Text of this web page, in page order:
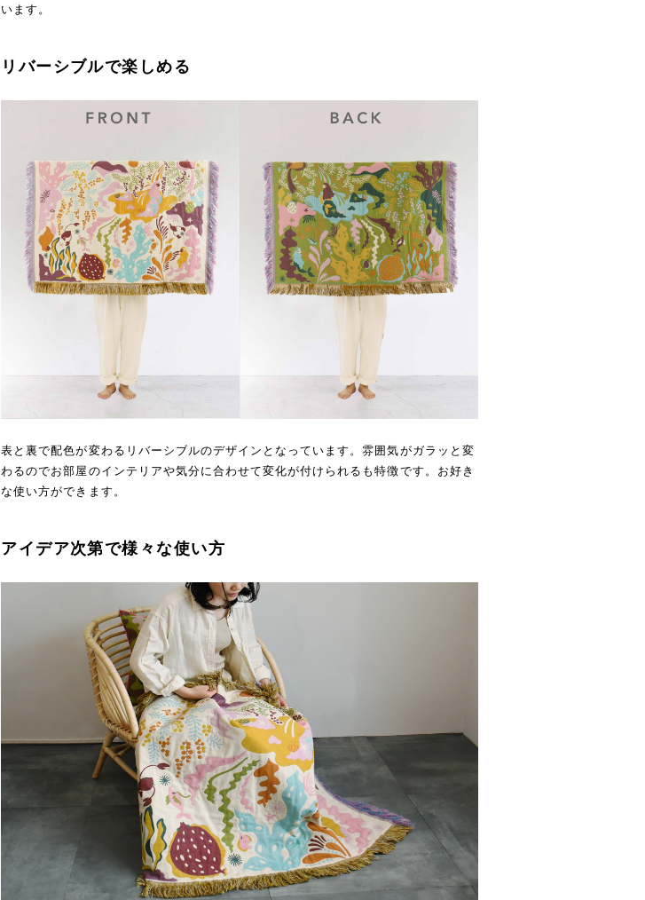
います。
リバーシブルで楽しめる
表と裏で配色が変わるリバーシブルのデザインとなっています。雰囲気がガラッと変
わるのでお部屋のインテリアや気分に合わせて変化が付けられるも特徴です。お好き
な使い方ができます。
アイデア次第で様々な使い方